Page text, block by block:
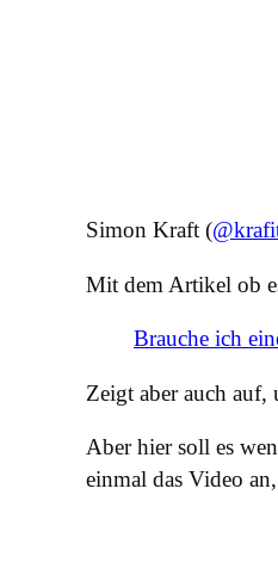
Simon Kraft (
Mit dem Artikel ob
Brauche ich
Zeigt aber auch
Aber hier soll es
einmal das Video